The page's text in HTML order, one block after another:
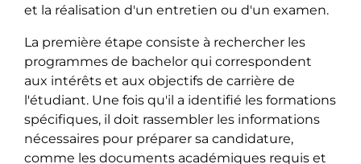
et la réalisation d'un entretien ou d'un examen.
La première étape consiste à rechercher les
programmes de bachelor qui correspondent
aux intérêts et aux objectifs de carrière de
l'étudiant. Une fois qu'il a identifié les formations
spécifiques, il doit rassembler les informations
nécessaires pour préparer sa candidature,
comme les documents académiques requis et